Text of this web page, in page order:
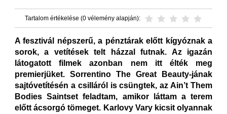
Tartalom értékelése (0 vélemény alapján):
A fesztivál népszerű, a pénztárak előtt kígyóznak a
sorok, a vetítések telt házzal futnak. Az igazán
látogatott filmek azonban nem itt élték meg
premierjüket. Sorrentino The Great Beauty-jának
sajtóvetítésén a csilláról is csüngtek, az Ain’t Them
Bodies Saintset feladtam, amikor láttam a terem
előtt ácsorgó tömeget. Karlovy Vary kicsit olyannak